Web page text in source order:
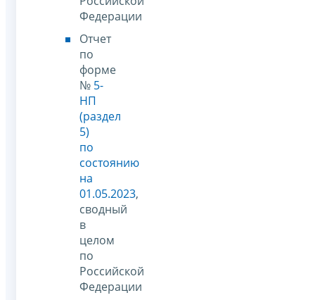
Федерации
Отчет
по
форме
№ 5-
НП
(раздел
5)
по
состоянию
на
01.05.2023,
сводный
в
целом
по
Российской
Федерации